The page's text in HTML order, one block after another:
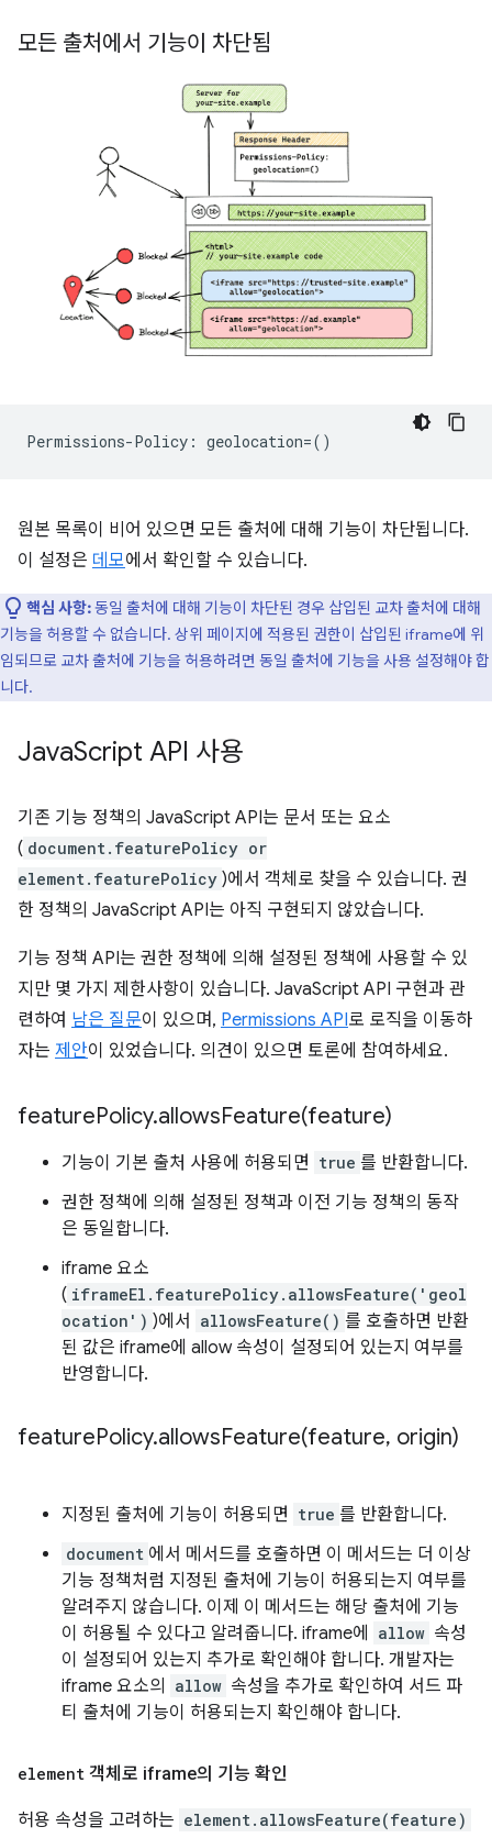
모든 출처에서 기능이 차단됨
원본 목록이 비어 있으면 모든 출처에 대해 기능이 차단됩니다.
이 설정은 데모에서 확인할 수 있습니다.
핵심 사항:동일 출처에 대해 기능이 차단된 경우 삽입된 교차 출처에 대해
기능을 허용할 수 없습니다. 상위 페이지에 적용된 권한이 삽입된 iframe에 위
임되므로 교차 출처에 기능을 허용하려면 동일 출처에 기능을 사용 설정해야 합
니다.
JavaScript API 사용
기존 기능 정책의 JavaScript API는 문서 또는 요소
( document.featurePolicy or
element.featurePolicy )에서 객체로 찾을 수 있습니다. 권
한 정책의 JavaScript API는 아직 구현되지 않았습니다.
기능 정책 API는 권한 정책에 의해 설정된 정책에 사용할 수 있
지만 몇 가지 제한사항이 있습니다. JavaScript API 구현과 관
련하여 남은 질문이 있으며, Permissions API로 로직을 이동하
자는 제안이 있었습니다. 의견이 있으면 토론에 참여하세요.
featurePolicy.allowsFeature(feature)
기능이 기본 출처 사용에 허용되면 true 를 반환합니다.
권한 정책에 의해 설정된 정책과 이전 기능 정책의 동작
은 동일합니다.
iframe 요소
( iframeEl.featurePolicy.allowsFeature('geol
ocation') )에서 allowsFeature() 를 호출하면 반환
된 값은 iframe에 allow 속성이 설정되어 있는지 여부를
반영합니다.
featurePolicy.allowsFeature(feature, origin)
지정된 출처에 기능이 허용되면 true 를 반환합니다.
document 에서 메서드를 호출하면 이 메서드는 더 이상
기능 정책처럼 지정된 출처에 기능이 허용되는지 여부를
알려주지 않습니다. 이제 이 메서드는 해당 출처에 기능
이 허용될 수 있다고 알려줍니다. iframe에
allow 속성
이 설정되어 있는지 추가로 확인해야 합니다. 개발자는
iframe 요소의
allow 속성을 추가로 확인하여 서드 파
티 출처에 기능이 허용되는지 확인해야 합니다.
element 객체로 iframe의 기능 확인
허용 속성을 고려하는 element.allowsFeature(feature)